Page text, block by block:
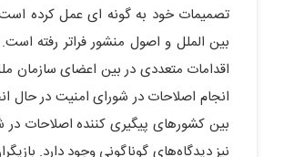
تصمیمات خود به گونه ای عمل کرده
اقدامات متعددی در بین اعضای سازمان
انجام اصلاحات در شورای امنیت در حال
بین کشورهای پیگیری‌ کننده اصلاحات در
نیز دیدگاه‌های گوناگونی وجود دارد.